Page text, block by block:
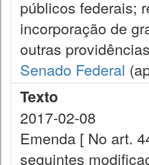
públicos federais;
incorporação de
outras
Senado Federal
Texto
2017-02-08
Emenda [ No art.
seguintes